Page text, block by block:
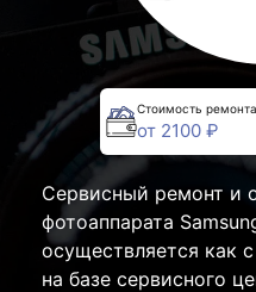
Стоимость ремонта
от 2100 ₽
Сервисный ремонт и
фотоаппарата
осуществляется как
на базе сервисного